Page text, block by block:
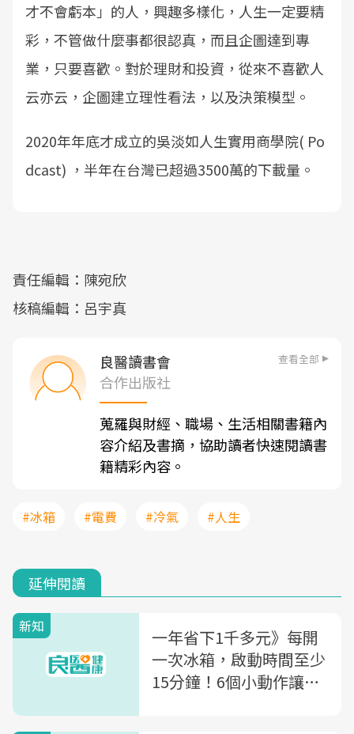
才不會虧本」的人，興趣多樣化，人生一定要精
彩，不管做什麼事都很認真，而且企圖達到專
業，只要喜歡。對於理財和投資，從來不喜歡人
云亦云，企圖建立理性看法，以及決策模型。
2020年年底才成立的吳淡如人生實用商學院( Po
dcast) ，半年在台灣已超過3500萬的下載量。
責任編輯：陳宛欣
核稿編輯：呂宇真
良醫讀書會 查看全部
合作出版社
蒐羅與財經、職場、生活相關書籍內
容介紹及書摘，協助讀者快速閱讀書
籍精彩內容。
#冰箱 #電費 #冷氣 #人生
延伸閱讀
新知
一年省下1千多元》每開
一次冰箱，啟動時間至少
15分鐘！6個小動作讓冰